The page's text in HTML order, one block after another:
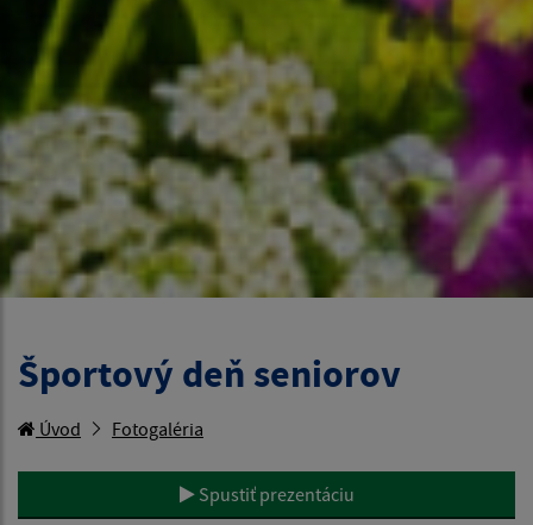
Športový deň seniorov
Úvod Fotogaléria
Spustiť prezentáciu